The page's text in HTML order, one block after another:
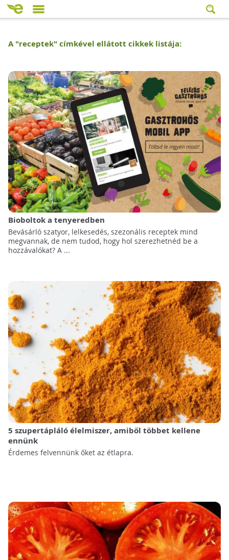
A "receptek" címkével ellátott cikkek listája:
Bioboltok a tenyeredben
Bevásárló szatyor, lelkesedés, szezonális receptek mind
megvannak, de nem tudod, hogy hol szerezhetnéd be a
hozzávalókat? A ...
5 szupertápláló élelmiszer, amiből többet kellene
ennünk
Érdemes felvennünk őket az étlapra.